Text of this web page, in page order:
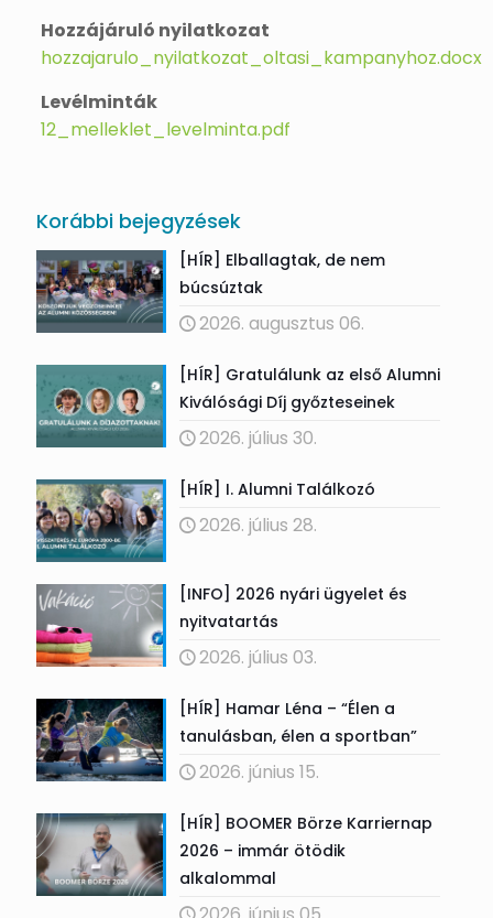
Hozzájáruló nyilatkozat
hozzajarulo_nyilatkozat_oltasi_kampanyhoz.docx
Levélminták
12_melleklet_levelminta.pdf
Korábbi bejegyzések
[HÍR] Elballagtak, de nem
búcsúztak
2026. augusztus 06.
[HÍR] Gratulálunk az első Alumni
Kiválósági Díj győzteseinek
2026. július 30.
[HÍR] I. Alumni Találkozó
2026. július 28.
[INFO] 2026 nyári ügyelet és
nyitvatartás
2026. július 03.
[HÍR] Hamar Léna – “Élen a
tanulásban, élen a sportban”
2026. június 15.
[HÍR] BOOMER Börze Karriernap
2026 – immár ötödik
alkalommal